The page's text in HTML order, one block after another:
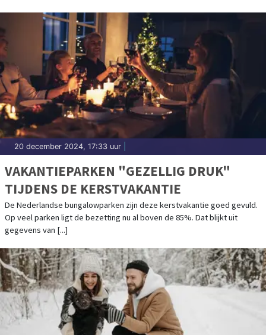
20 december 2024, 17:33 uur
VAKANTIEPARKEN "GEZELLIG DRUK"
TIJDENS DE KERSTVAKANTIE
De Nederlandse bungalowparken zijn deze kerstvakantie goed gevuld.
Op veel parken ligt de bezetting nu al boven de 85%. Dat blijkt uit
gegevens van [...]